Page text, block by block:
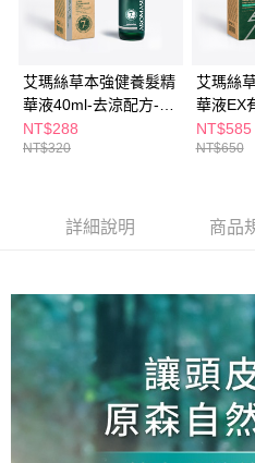
購買商品的店家。未經商家同意取消之
後付繳納相關費用。
客戶支援中心」https://
【注意事項】
１．透過由恩沛科技股份有限公司提供
https://aftee.tw/terms/#terms3
４．使用「AFTEE先享後付」時，將
時審查核予不同之上限額度；若仍有
請求用戶進行身份認證。
５．嚴禁一人註冊多個帳號或使用他
恩沛科技股份有限公司將有權停止該用
每筆NT$65，滿NT$490(含以上)免
每筆NT$65，滿NT$490(含以上)
7-11取貨付款
每筆NT$65，滿NT$490(含以上)免
每筆NT$65，滿NT$490(含以上)免
付款後寶雅門市自取(由倉庫統一出
每筆NT$80，滿NT$290(含以上)
艾瑪絲草本強健養髮精
華液40ml-去涼配方-款
式隨機
NT$288
NT$320
艾瑪絲
華液EX
隨機
NT$585
NT$650
詳細說明 商品